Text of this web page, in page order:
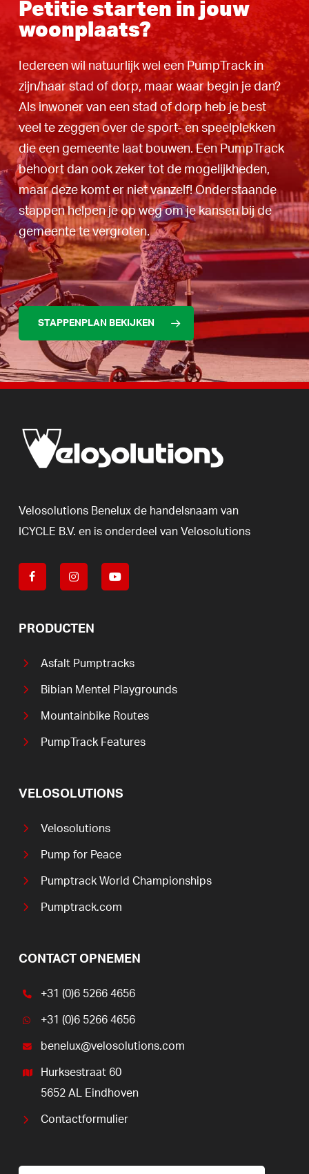
Petitie starten in jouw
woonplaats?
Iedereen wil natuurlijk wel een PumpTrack in
zijn/haar stad of dorp, maar waar begin je dan?
Als inwoner van een stad of dorp heb je best
veel te zeggen over de sport- en speelplekken
die een gemeente laat bouwen. Een PumpTrack
behoort dan ook zeker tot de mogelijkheden,
maar deze komt er niet vanzelf! Onderstaande
stappen helpen je op weg om je kansen bij de
gemeente te vergroten.
STAPPENPLAN BEKIJKEN
Velosolutions Benelux de handelsnaam van
ICYCLE B.V. en is onderdeel van Velosolutions
PRODUCTEN
Asfalt Pumptracks
Bibian Mentel Playgrounds
Mountainbike Routes
PumpTrack Features
VELOSOLUTIONS
Velosolutions
Pump for Peace
Pumptrack World Championships
Pumptrack.com
CONTACT OPNEMEN
+31 (0)6 5266 4656
+31 (0)6 5266 4656
benelux@velosolutions.com
Hurksestraat 60
5652 AL Eindhoven
Contactformulier